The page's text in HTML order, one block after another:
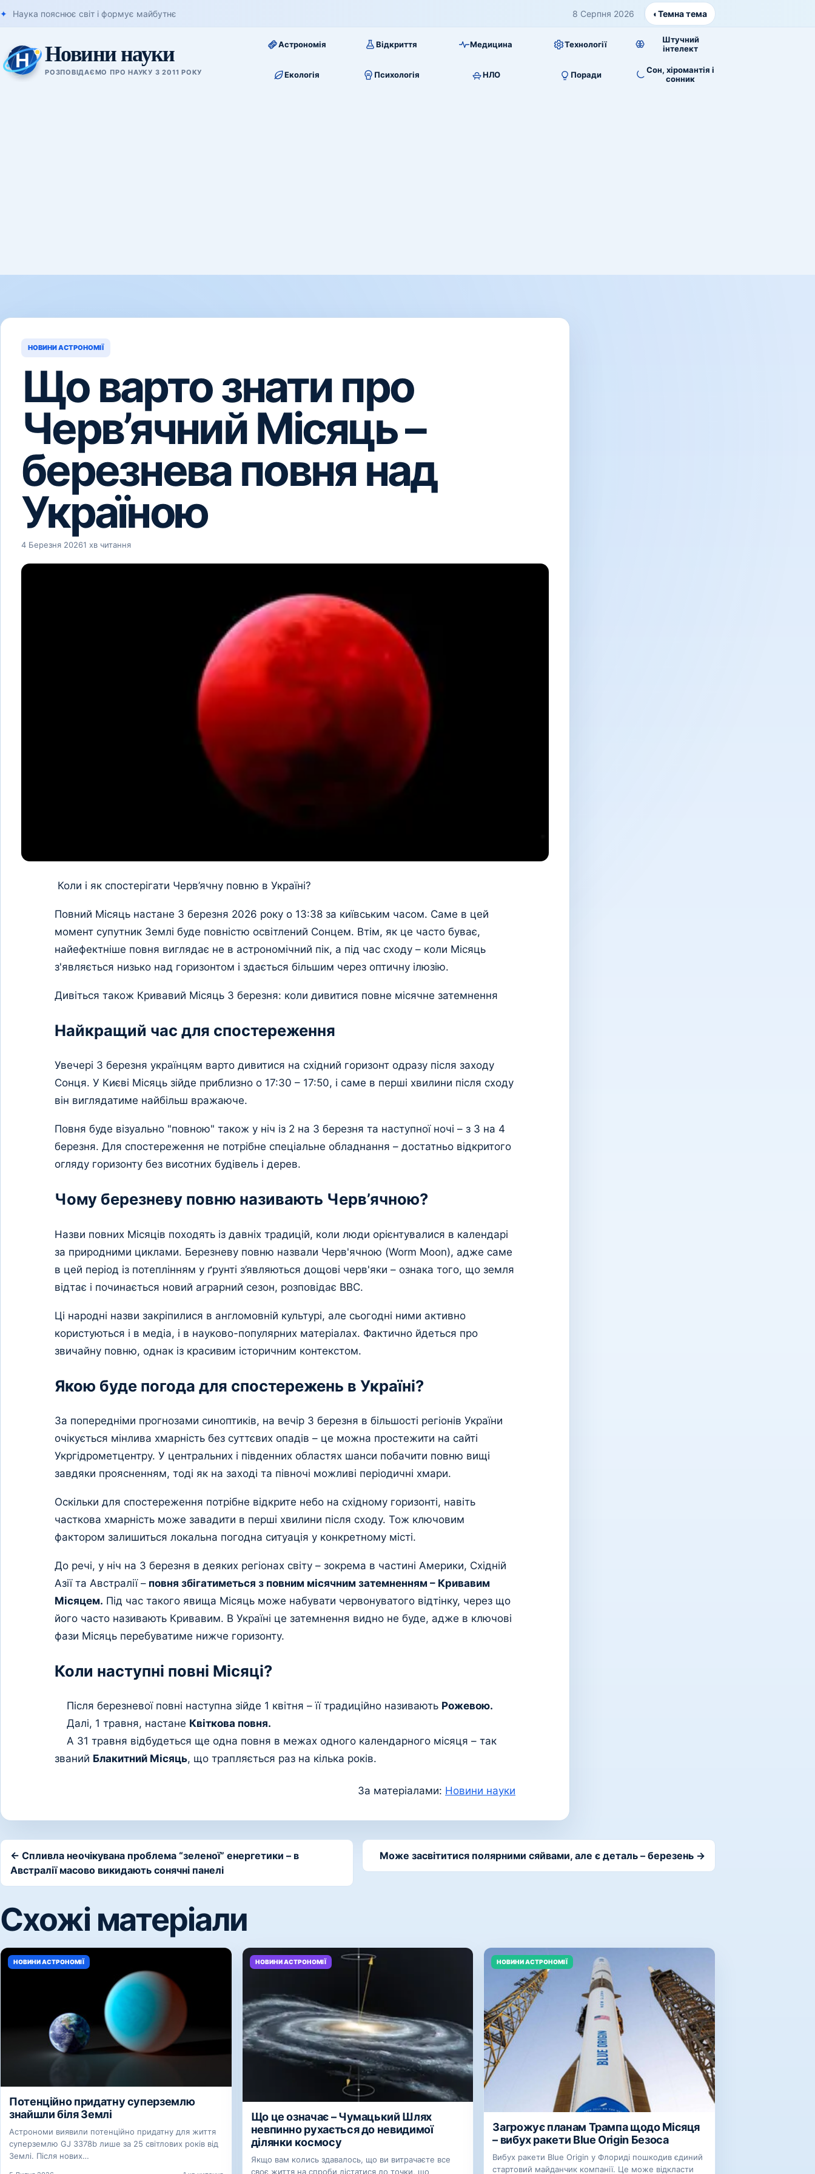
Наука пояснює світ і формує майбутнє 8 Серпня 2026 ◐Темна тема
Новини науки
РОЗПОВІДАЄМО ПРО НАУКУ З 2011 РОКУ
Астрономія Відкриття Медицина Технології
Штучний
інтелект
Екологія Психологія НЛО Поради
Сон, хіромантія і
сонник
НОВИНИ АСТРОНОМІЇ
Що варто знати про
Черв’ячний Місяць –
березнева повня над
Україною
4 Березня 20261 хв читання
Коли і як спостерігати Черв’ячну повню в Україні?
Повний Місяць настане 3 березня 2026 року о 13:38 за київським часом. Саме в цей
момент супутник Землі буде повністю освітлений Сонцем. Втім, як це часто буває,
найефектніше повня виглядає не в астрономічний пік, а під час сходу – коли Місяць
з'являється низько над горизонтом і здається більшим через оптичну ілюзію.
Дивіться також Кривавий Місяць 3 березня: коли дивитися повне місячне затемнення
Найкращий час для спостереження
Увечері 3 березня українцям варто дивитися на східний горизонт одразу після заходу
Сонця. У Києві Місяць зійде приблизно о 17:30 – 17:50, і саме в перші хвилини після сходу
він виглядатиме найбільш вражаюче.
Повня буде візуально "повною" також у ніч із 2 на 3 березня та наступної ночі – з 3 на 4
березня. Для спостереження не потрібне спеціальне обладнання – достатньо відкритого
огляду горизонту без висотних будівель і дерев.
Чому березневу повню називають Черв’ячною?
Назви повних Місяців походять із давніх традицій, коли люди орієнтувалися в календарі
за природними циклами. Березневу повню назвали Черв'ячною (Worm Moon), адже саме
в цей період із потеплінням у ґрунті з’являються дощові черв'яки – ознака того, що земля
відтає і починається новий аграрний сезон, розповідає BBC.
Ці народні назви закріпилися в англомовній культурі, але сьогодні ними активно
користуються і в медіа, і в науково-популярних матеріалах. Фактично йдеться про
звичайну повню, однак із красивим історичним контекстом.
Якою буде погода для спостережень в Україні?
За попередніми прогнозами синоптиків, на вечір 3 березня в більшості регіонів України
очікується мінлива хмарність без суттєвих опадів – це можна простежити на сайті
Укргідрометцентру. У центральних і південних областях шанси побачити повню вищі
завдяки проясненням, тоді як на заході та півночі можливі періодичні хмари.
Оскільки для спостереження потрібне відкрите небо на східному горизонті, навіть
часткова хмарність може завадити в перші хвилини після сходу. Тож ключовим
фактором залишиться локальна погодна ситуація у конкретному місті.
До речі, у ніч на 3 березня в деяких регіонах світу – зокрема в частині Америки, Східній
Азії та Австралії – повня збігатиметься з повним місячним затемненням – Кривавим
Місяцем. Під час такого явища Місяць може набувати червонуватого відтінку, через що
його часто називають Кривавим. В Україні це затемнення видно не буде, адже в ключові
фази Місяць перебуватиме нижче горизонту.
Коли наступні повні Місяці?
Після березневої повні наступна зійде 1 квітня – її традиційно називають Рожевою.
Далі, 1 травня, настане Квіткова повня.
А 31 травня відбудеться ще одна повня в межах одного календарного місяця – так
званий Блакитний Місяць, що трапляється раз на кілька років.
За матеріалами: Новини науки
← Спливла неочікувана проблема “зеленої” енергетики – в
Австралії масово викидають сонячні панелі
Може засвітитися полярними сяйвами, але є деталь – березень →
Схожі матеріали
НОВИНИ АСТРОНОМІЇ
Потенційно придатну суперземлю
знайшли біля Землі
Астрономи виявили потенційно придатну для життя
суперземлю GJ 3378b лише за 25 світлових років від
Землі. Після нових…
НОВИНИ АСТРОНОМІЇ
Що це означає – Чумацький Шлях
невпинно рухається до невидимої
ділянки космосу
Якщо вам колись здавалось, що ви витрачаєте все
своє життя на спроби дістатися до точки, що
НОВИНИ АСТРОНОМІЇ
Загрожує планам Трампа щодо Місяця
– вибух ракети Blue Origin Безоса
Вибух ракети Blue Origin у Флориді пошкодив єдиний
стартовий майданчик компанії. Це може відкласти